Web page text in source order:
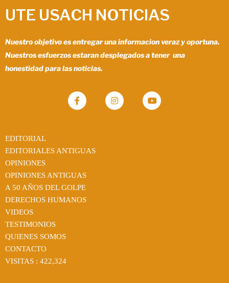
UTE USACH NOTICIAS
Nuestro objetivo es entregar una informacion veraz y oportuna.
Nuestros esfuerzos estaran desplegados a tener una
honestidad para las noticias.
EDITORIAL
EDITORIALES ANTIGUAS
OPINIONES
OPINIONES ANTIGUAS
A 50 AÑOS DEL GOLPE
DERECHOS HUMANOS
VIDEOS
TESTIMONIOS
QUIENES SOMOS
CONTACTO
VISITAS : 422,324